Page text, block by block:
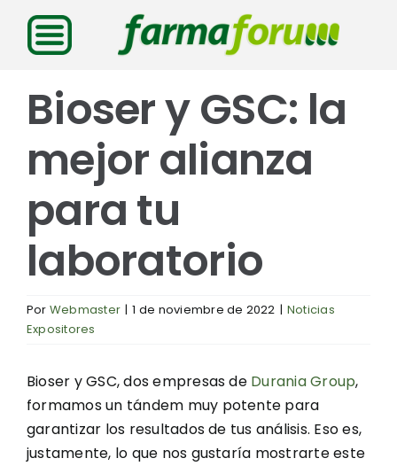
Saltar
contenido
Bioser y GSC: la
mejor alianza
para tu
laboratorio
Por Webmaster | 1 de noviembre de 2022 | Noticias
Expositores
Bioser y GSC, dos empresas de Durania Group,
formamos un tándem muy potente para
garantizar los resultados de tus análisis. Eso es,
justamente, lo que nos gustaría mostrarte este